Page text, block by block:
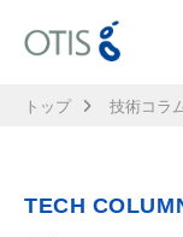
トップ 技術コラ
TECH